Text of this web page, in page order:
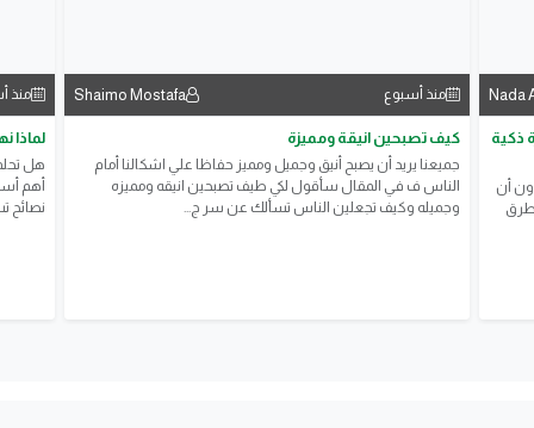
Nada
بميزانية محدودة؟ 12 فكرة ذكية
أن
منذ أسبوع Shaimo Mostafa
كيف تصبحين انيقة ومميزة
جميعنا يريد أن يصبح أنيق وجميل ومميز حفاظا علي اشكالنا أمام
الناس ف في المقال سأقول لكي طيف تصبحين انيقه ومميزه
وجميله وكيف تجعلين الناس تسألك عن سر ج...
منذ
لماذا
هل
أهم
نصائح